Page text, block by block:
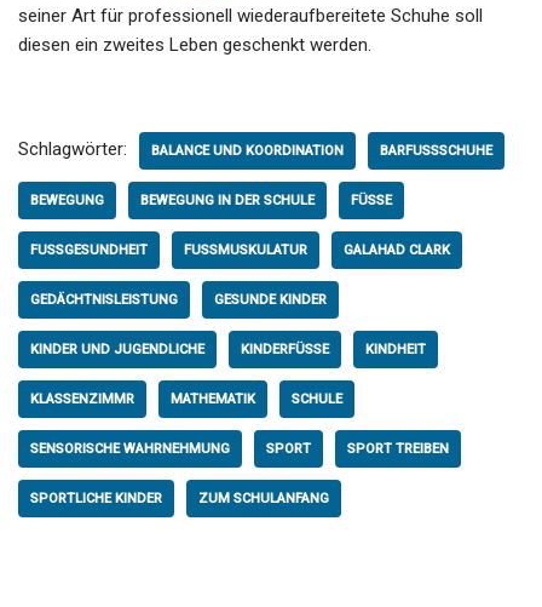
seiner Art für professionell wiederaufbereitete Schuhe soll
diesen ein zweites Leben geschenkt werden.
Schlagwörter: BALANCE UND KOORDINATION BARFUSSSCHUHE
BEWEGUNG BEWEGUNG IN DER SCHULE FÜSSE
FUSSGESUNDHEIT FUSSMUSKULATUR GALAHAD CLARK
GEDÄCHTNISLEISTUNG GESUNDE KINDER
KINDER UND JUGENDLICHE KINDERFÜSSE KINDHEIT
KLASSENZIMMR MATHEMATIK SCHULE
SENSORISCHE WAHRNEHMUNG SPORT SPORT TREIBEN
SPORTLICHE KINDER ZUM SCHULANFANG